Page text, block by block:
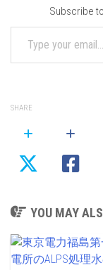
Subscribe
Type your email…
SHARE
YOU MAY